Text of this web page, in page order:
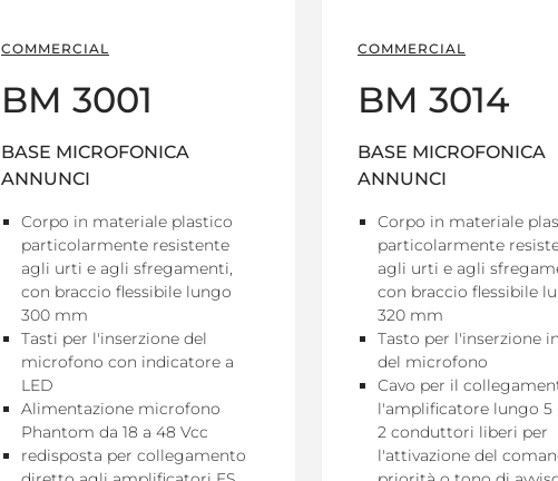
COMMERCIAL
BM 3001
BASE MICROFONICA
ANNUNCI
Corpo in materiale plastico
particolarmente resistente
agli urti e agli sfregamenti,
con braccio flessibile lungo
300 mm
Tasti per l'inserzione del
microfono con indicatore a
LED
Alimentazione microfono
Phantom da 18 a 48 Vcc
redisposta per collegamento
COMMERCIAL
BM 3014
BASE MICROFONICA
ANNUNCI
Corpo in materiale
particolarmente
agli urti e agli
con braccio flessibile
320 mm
Tasto per l'inserzione
del microfono
Cavo per il
l'amplificatore lungo 5
2 conduttori liberi per
l'attivazione del